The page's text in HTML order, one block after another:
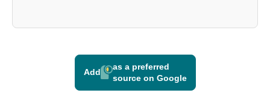
Add
as a preferred
source on Google